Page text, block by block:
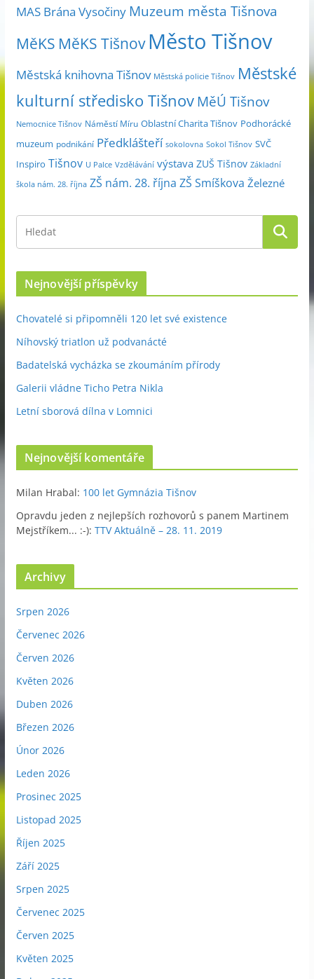
s
í
e
MAS Brána Vysočiny Muzeum města Tišnova
MěKS MěKS Tišnov Město Tišnov
Městská knihovna Tišnov Městská policie Tišnov Městské
kulturní středisko Tišnov MěÚ Tišnov
Nemocnice Tišnov Náměstí Míru Oblastní Charita Tišnov Podhorácké
muzeum podnikání Předklášteří sokolovna Sokol Tišnov SVČ
Inspiro Tišnov U Palce Vzdělávání výstava ZUŠ Tišnov Základní
škola nám. 28. října ZŠ nám. 28. října ZŠ Smíškova Železné
Nejnovější příspěvky
Chovatelé si připomněli 120 let své existence
Níhovský triatlon už podvanácté
Badatelská vycházka se zkoumáním přírody
Galerii vládne Ticho Petra Nikla
Letní sborová dílna v Lomnici
Nejnovější komentáře
Milan Hrabal: 100 let Gymnázia Tišnov
Opravdu jeden z nejlepších rozhovorů s panem Martinem
Mejstříkem... :-): TTV Aktuálně – 28. 11. 2019
Archivy
Srpen 2026
Červenec 2026
Červen 2026
Květen 2026
Duben 2026
Březen 2026
Únor 2026
Leden 2026
Prosinec 2025
Listopad 2025
Říjen 2025
Září 2025
Srpen 2025
Červenec 2025
Červen 2025
Květen 2025